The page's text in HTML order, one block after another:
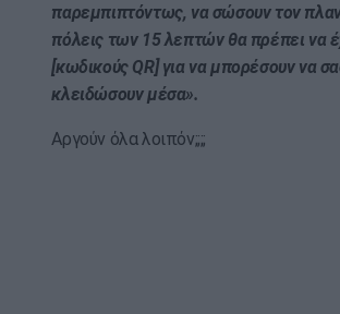
παρεμπιπτόντως, να σώσουν τον
πόλεις των 15 λεπτών θα πρέπει να
[κωδικούς QR] για να μπορέσουν να
κλειδώσουν μέσα».
Αργούν όλα λοιπόν;;;;